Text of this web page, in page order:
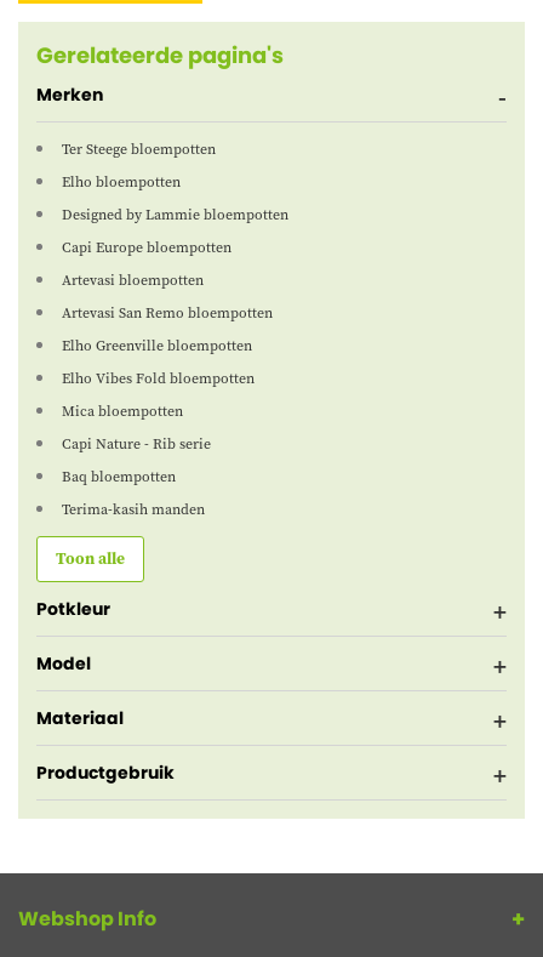
Gerelateerde pagina's
Merken
Ter Steege bloempotten
Elho bloempotten
Designed by Lammie bloempotten
Capi Europe bloempotten
Artevasi bloempotten
Artevasi San Remo bloempotten
Elho Greenville bloempotten
Elho Vibes Fold bloempotten
Mica bloempotten
Capi Nature - Rib serie
Baq bloempotten
Terima-kasih manden
Toon alle
Potkleur
Model
Materiaal
Productgebruik
Webshop Info